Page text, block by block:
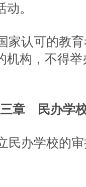
。
可的教育
机构，不得
章 民办学
学校的审